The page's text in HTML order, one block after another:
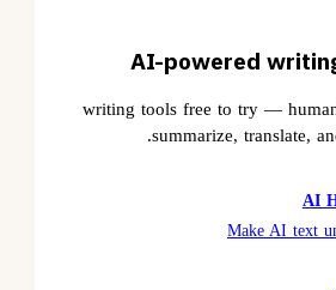
AI-powered
10 writing tools free to try —
summarize, translate,
AI
Make AI text